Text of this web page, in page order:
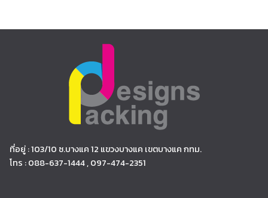
ที่อยู่ : 103/10 ซ.บางแค 12 แขวงบางแค เขตบางแค กทม.
โทร : 088-637-1444 , 097-474-2351